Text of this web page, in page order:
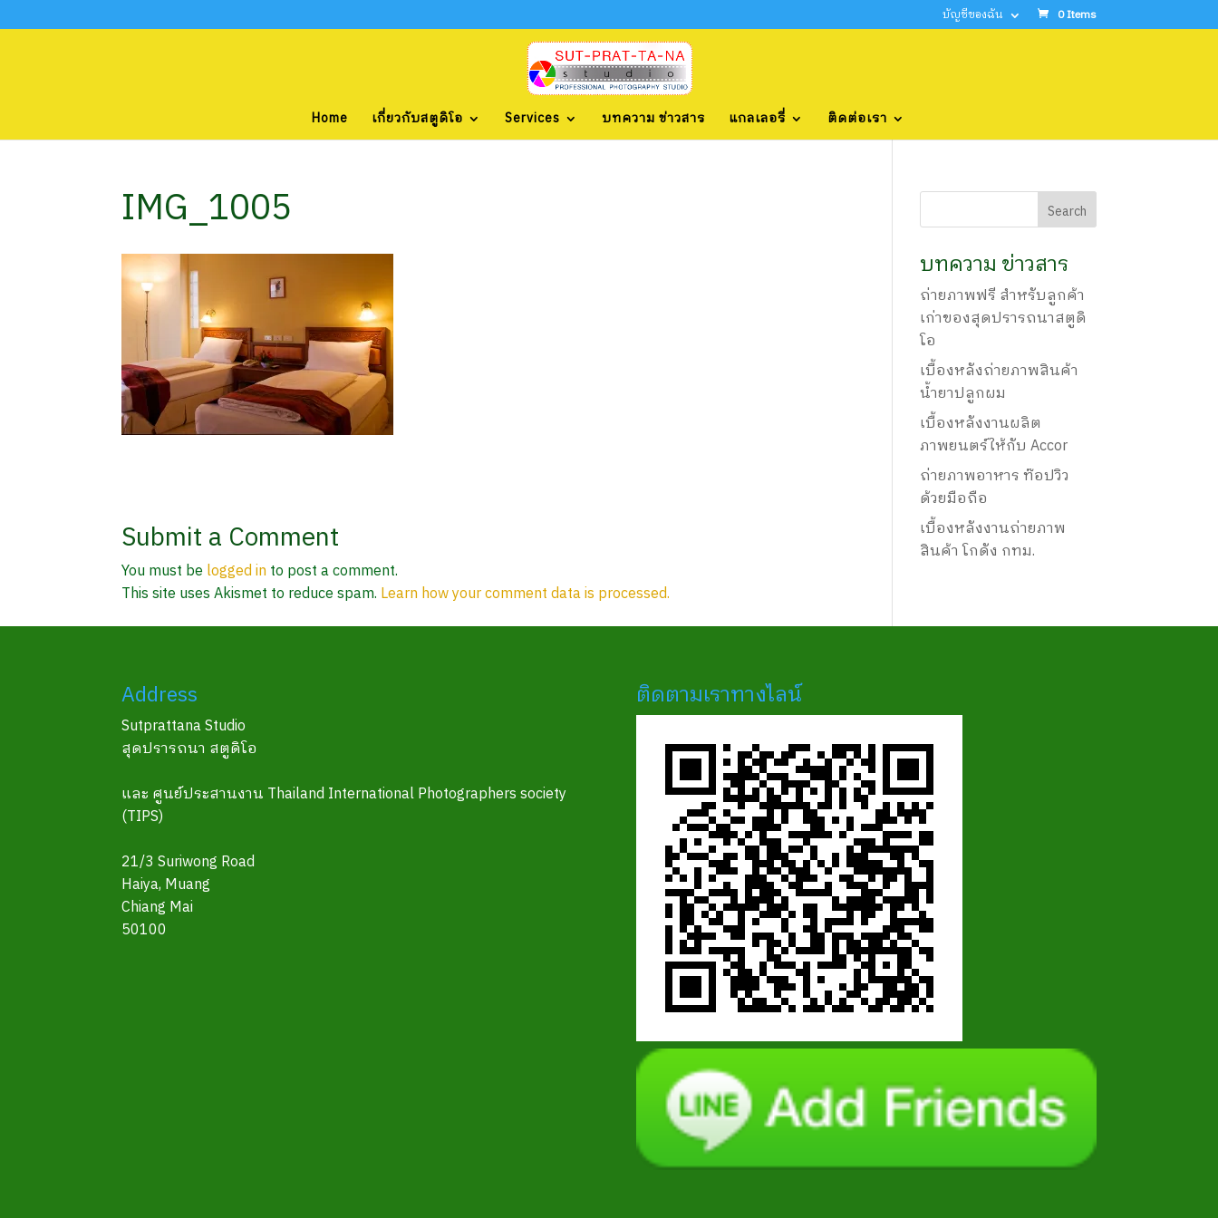
บัญชีของฉัน 0 Items
Home เกี่ยวกับสตูดิโอ Services บทความ ข่าวสาร แกลเลอรี่ ติดต่อเรา
IMG_1005
Submit a Comment
You must be logged into post a comment.
This site uses Akismet to reduce spam. Learn how your comment data is processed.
บทความ ข่าวสาร
ถ่ายภาพฟรี สำหรับลูกค้า
เก่าของสุดปรารถนาสตูดิ
โอ
เบื้องหลังถ่ายภาพสินค้า
น้ำยาปลูกผม
เบื้องหลังงานผลิต
ภาพยนตร์ให้กับ Accor
ถ่ายภาพอาหาร ท๊อปวิว
ด้วยมือถือ
เบื้องหลังงานถ่ายภาพ
สินค้า โกดัง กทม.
Address
Sutprattana Studio
สุดปรารถนา สตูดิโอ
และ ศูนย์ประสานงาน Thailand International Photographers society
(TIPS)
21/3 Suriwong Road
Haiya, Muang
Chiang Mai
50100
ติดตามเราทางไลน์